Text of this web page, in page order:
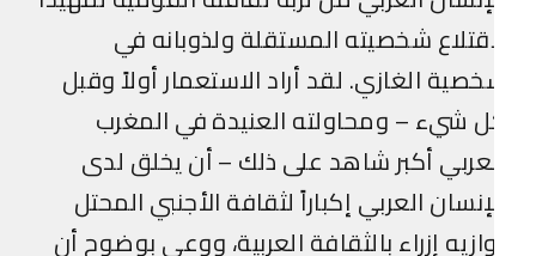
شخصيته المستقلة ولذوبانه في
الغازي. لقد أراد الاستعمار أولاً وقبل
شيء – ومحاولته العنيدة في المغرب
أكبر شاهد على ذلك – أن يخلق لدى
العربي إكباراً لثقافة الأجنبي المحتل
إزراء بالثقافة العربية، ووعى بوضوح أن